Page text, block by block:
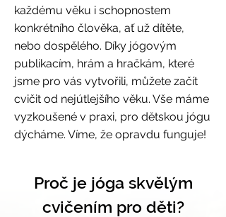
každému věku i schopnostem
konkrétního člověka, ať už dítěte,
nebo dospělého. Díky jógovým
publikacím, hrám a hračkám, které
jsme pro vás vytvořili, můžete začít
cvičit od nejútlejšího věku. Vše máme
vyzkoušené v praxi, pro dětskou jógu
dýcháme. Víme, že opravdu funguje!
Proč je jóga skvělým
cvičením pro děti?